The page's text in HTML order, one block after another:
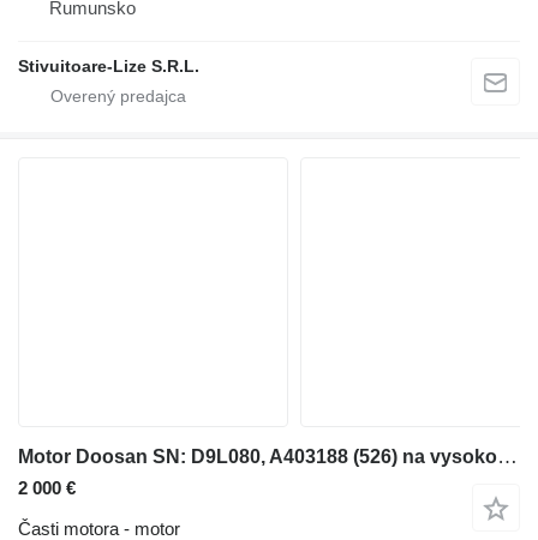
Rumunsko
Stivuitoare-Lize S.R.L.
Motor Doosan SN: D9L080, A403188 (526) na vysokozdvižného vozíka
2 000 €
Časti motora - motor